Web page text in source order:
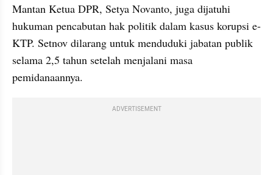
Mantan Ketua DPR, Setya Novanto, juga dijatuhi
hukuman pencabutan hak politik dalam kasus korupsi e-
KTP. Setnov dilarang untuk menduduki jabatan publik
selama 2,5 tahun setelah menjalani masa
pemidanaannya.
ADVERTISEMENT